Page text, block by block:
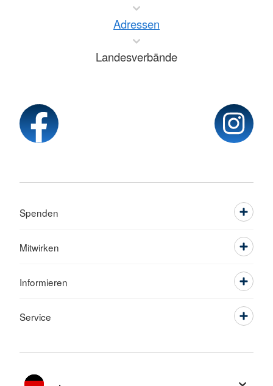
Adressen
Landesverbände
Spenden
Mitwirken
Informieren
Service
Sprache wechseln zu